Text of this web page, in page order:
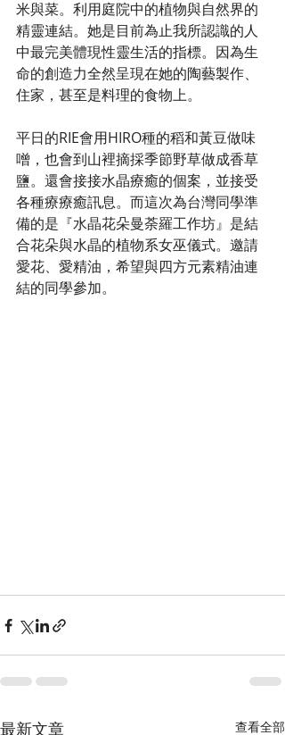
米與菜。利用庭院中的植物與自然界的
精靈連結。她是目前為止我所認識的人
中最完美體現性靈生活的指標。因為生
命的創造力全然呈現在她的陶藝製作、
住家，甚至是料理的食物上。
平日的RIE會用HIRO種的稻和黃豆做味
噌，也會到山裡摘採季節野草做成香草
鹽。還會接接水晶療癒的個案，並接受
各種療療癒訊息。而這次為台灣同學準
備的是『水晶花朵曼荼羅工作坊』是結
合花朵與水晶的植物系女巫儀式。邀請
愛花、愛精油，希望與四方元素精油連
結的同學參加。
最新文章 查看全部